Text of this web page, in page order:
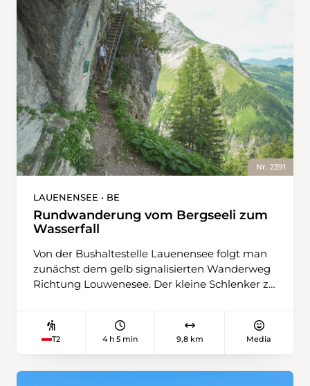
Nr. 2391
LAUENENSEE • BE
Rundwanderung vom Bergseeli zum
Wasserfall
Von der Bushaltestelle Lauenensee folgt man
zunächst dem gelb signalisierten Wanderweg
Richtung Louwenesee. Der kleine Schlenker zu
das klare Wasser des Sees die Gipfel der
Umgebung. Für ein kurzes Wegstück folgt
südwestlich. Sobald die Steigung beginnt,
T2 4 h 5 min 9,8 km Media